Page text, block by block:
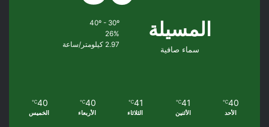
المسيلة
سماء صافية
40º - 30º
26%
2.97 كيلومتر/ساعة
40
℃
الأحد
41
℃
الأثنين
41
℃
الثلاثاء
40
℃
الأربعاء
40
℃
الخميس